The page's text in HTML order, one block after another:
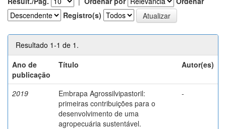
Registro(s)
Resultado 1-1 de 1.
Ano de
publicação
Título Autor(es)
2019
Embrapa Agrossilvipastoril:
primeiras contribuições para o
desenvolvimento de uma
agropecuária sustentável.
-